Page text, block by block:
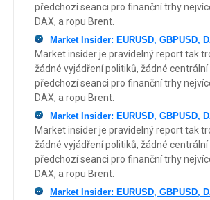
předchozí seanci pro finanční trhy
DAX, a ropu Brent.
Market Insider: EURUSD, GBPUSD,
Market insider je pravidelný report tak
žádné vyjádření politiků, žádné
předchozí seanci pro finanční trhy
DAX, a ropu Brent.
Market Insider: EURUSD, GBPUSD,
Market insider je pravidelný report tak
žádné vyjádření politiků, žádné
předchozí seanci pro finanční trhy
DAX, a ropu Brent.
Market Insider: EURUSD, GBPUSD,